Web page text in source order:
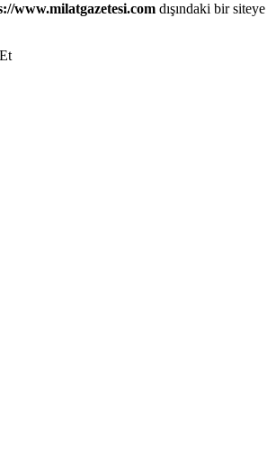
www.milatgazetesi.com dışındaki bir siteye